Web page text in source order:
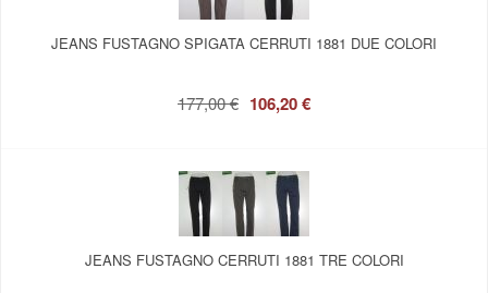
JEANS FUSTAGNO SPIGATA CERRUTI 1881 DUE COLORI
177,00 € 106,20 €
JEANS FUSTAGNO CERRUTI 1881 TRE COLORI